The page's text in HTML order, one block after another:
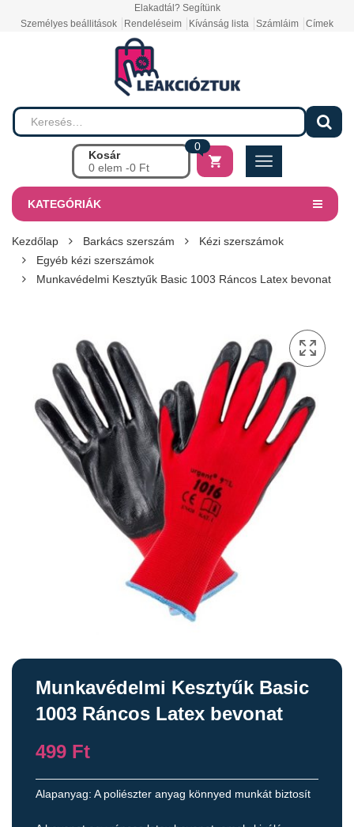
Elakadtál? Segítünk
Személyes beállitások
Rendeléseim Kívánság lista Számláim Címek
Kosár
0 elem -0 Ft
0
KATEGÓRIÁK
Kezdőlap Barkács szerszám
Kézi szerszámok
Egyéb kézi szerszámok
Munkavédelmi Kesztyűk Basic 1003 Ráncos Latex bevonat
Munkavédelmi Kesztyűk Basic
1003 Ráncos Latex bevonat
499 Ft
Alapanyag: A poliészter anyag könnyed munkát biztosít